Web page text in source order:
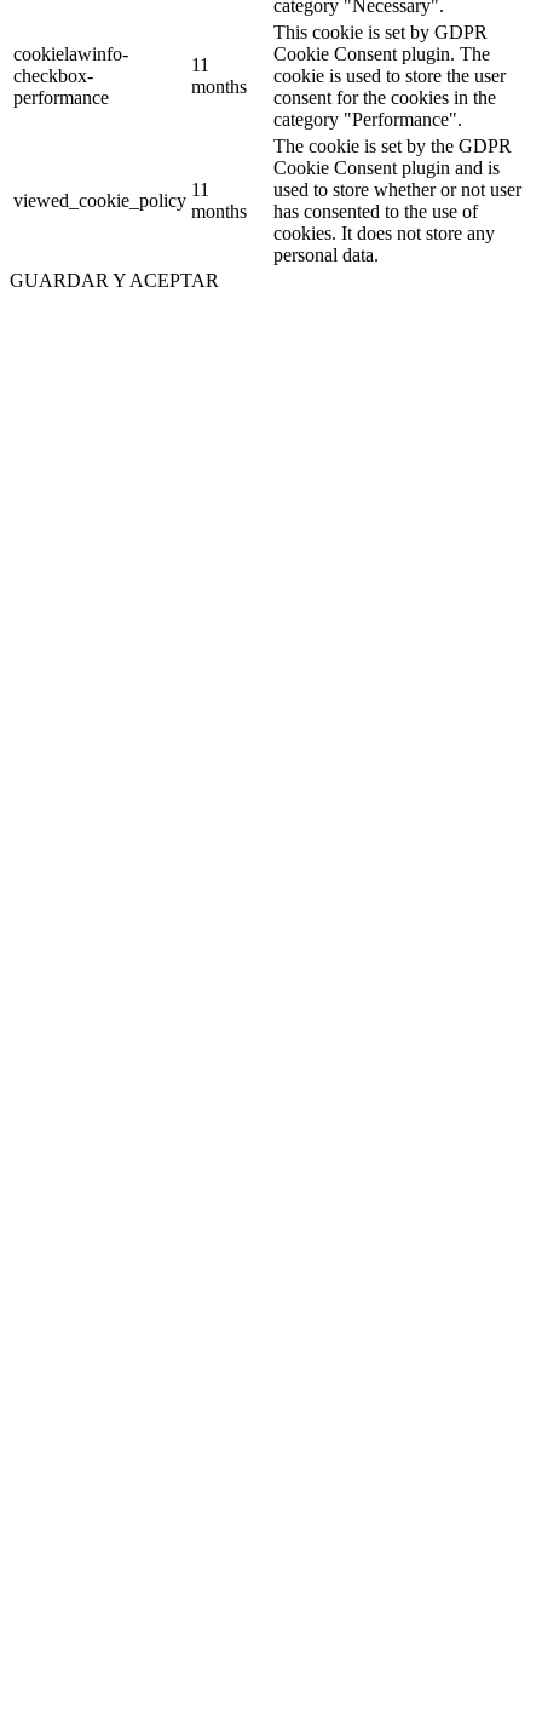
category "Necessary".
cookielawinfo-
checkbox-
performance
11
months
This cookie is set by GDPR
Cookie Consent plugin. The
cookie is used to store the user
consent for the cookies in the
category "Performance".
viewed_cookie_policy
11
months
The cookie is set by the GDPR
Cookie Consent plugin and is
used to store whether or not user
has consented to the use of
cookies. It does not store any
personal data.
GUARDAR Y ACEPTAR